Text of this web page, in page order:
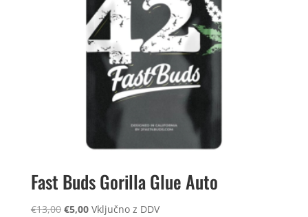
Fast Buds Gorilla Glue Auto
€13,00 Izvirna
€5,00Trenutna
Vključno z DDV